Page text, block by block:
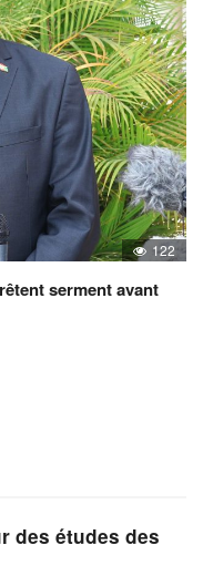
122
serment avant
des études des